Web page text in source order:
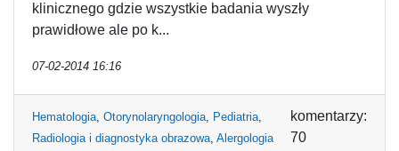
klinicznego gdzie wszystkie badania wyszły
prawidłowe ale po k...
07-02-2014 16:16
Hematologia, Otorynolaryngologia, Pediatria,
Radiologia i diagnostyka obrazowa, Alergologia
komentarzy:
70